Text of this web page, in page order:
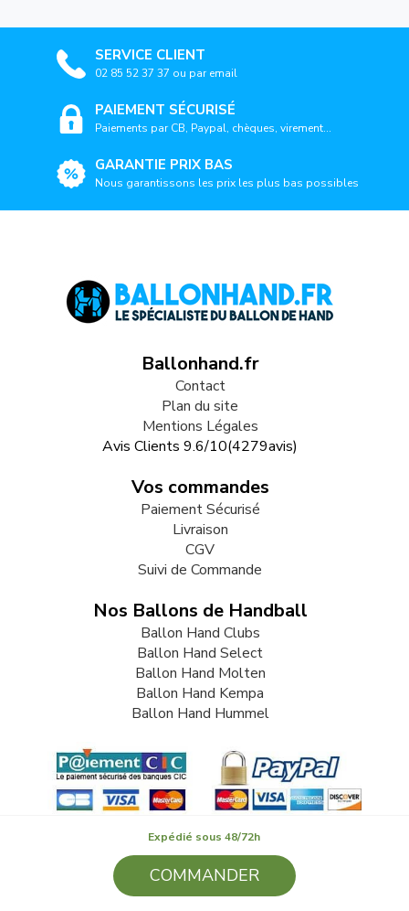
Expédié sous 48/72h
COMMANDER
SERVICE CLIENT
02 85 52 37 37 ou par email
PAIEMENT SÉCURISÉ
Paiements par CB, Paypal, chèques, virement...
GARANTIE PRIX BAS
Nous garantissons les prix les plus bas possibles
Ballonhand.fr
Contact
Plan du site
Mentions Légales
Avis Clients 9.6/10(4279avis)
Vos commandes
Paiement Sécurisé
Livraison
CGV
Suivi de Commande
Nos Ballons de Handball
Ballon Hand Clubs
Ballon Hand Select
Ballon Hand Molten
Ballon Hand Kempa
Ballon Hand Hummel
© 2009-2026 LB82. Tous droits réservés - ballonhand.fr - SARL
LB 82 - 13 Rue Louis Delage 44360 VIGNEUX DE BRETAGNE